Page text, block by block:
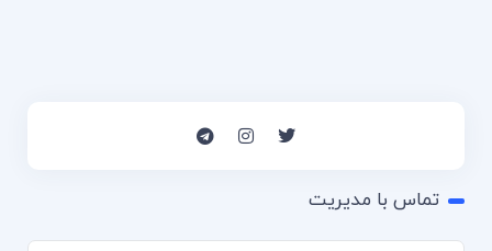
تماس با مدیریت